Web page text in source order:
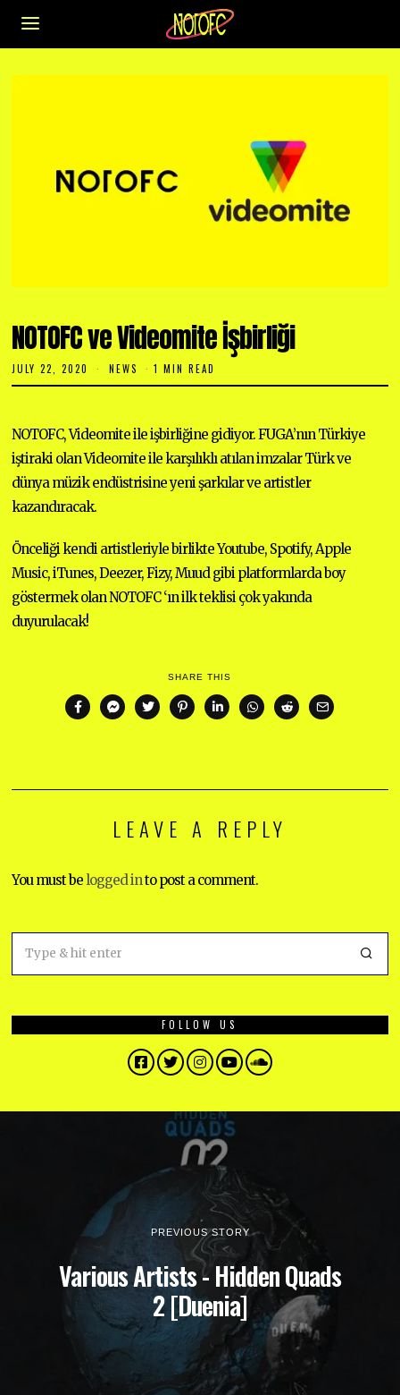
NOTOFC ve Videomite İşbirliği
JULY 22, 2020
U
3
,
2
2
0
NEWS 1 MIN READ
NOTOFC, Videomite ile işbirliğine gidiyor. FUGA’nın Türkiye
iştiraki olan Videomite ile karşılıklı atılan imzalar Türk ve
dünya müzik endüstrisine yeni şarkılar ve artistler
kazandıracak.
Önceliği kendi artistleriyle birlikte Youtube, Spotify, Apple
Music, iTunes, Deezer, Fizy, Muud gibi platformlarda boy
göstermek olan NOTOFC ‘ın ilk teklisi çok yakında
duyurulacak!
SHARE THIS
LEAVE A REPLY
You must belogged into post a comment.
FOLLOW US
Facebook
TwitterInstagram
YouTubeSoundCloud
PREVIOUS STORY
Various Artists - Hidden Quads
2 [Duenia]